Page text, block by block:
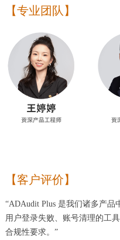
【专业团队】
【客户评价】
“ADAudit Plus 是我们诸多产
用户登录失败、账号清理的工
合规性要求。”